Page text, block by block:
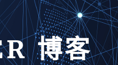
博客